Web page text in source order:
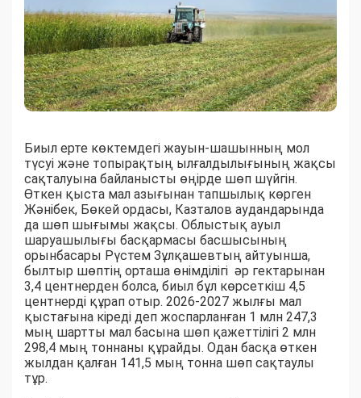
Биыл ерте көктемдегі жауын-шашынның мол
түсуі және топырақтың ылғалдылығының жақсы
сақталуына байланысты өңірде шөп шүйгін.
Өткен қыста мал азығынан тапшылық көрген
Жәнібек, Бөкей ордасы, Казталов аудандарында
да шөп шығымы жақсы. Облыстық ауыл
шаруашылығы басқармасы басшысының
орынбасары Рүстем Зұлқашевтың айтуынша,
былтыр шөптің орташа өнімділігі әр гектарынан
3,4 центнерден болса, биыл бұл көрсеткіш 4,5
центнерді құрап отыр. 2026-2027 жылғы мал
қыстағына кіреді деп жоспарланған 1 млн 247,3
мың шартты мал басына шөп қажеттілігі 2 млн
298,4 мың тоннаны құрайды. Одан басқа өткен
жылдан қалған 141,5 мың тонна шөп сақтаулы
тұр.